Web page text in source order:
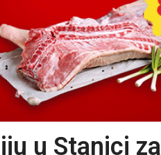
u Stanici za